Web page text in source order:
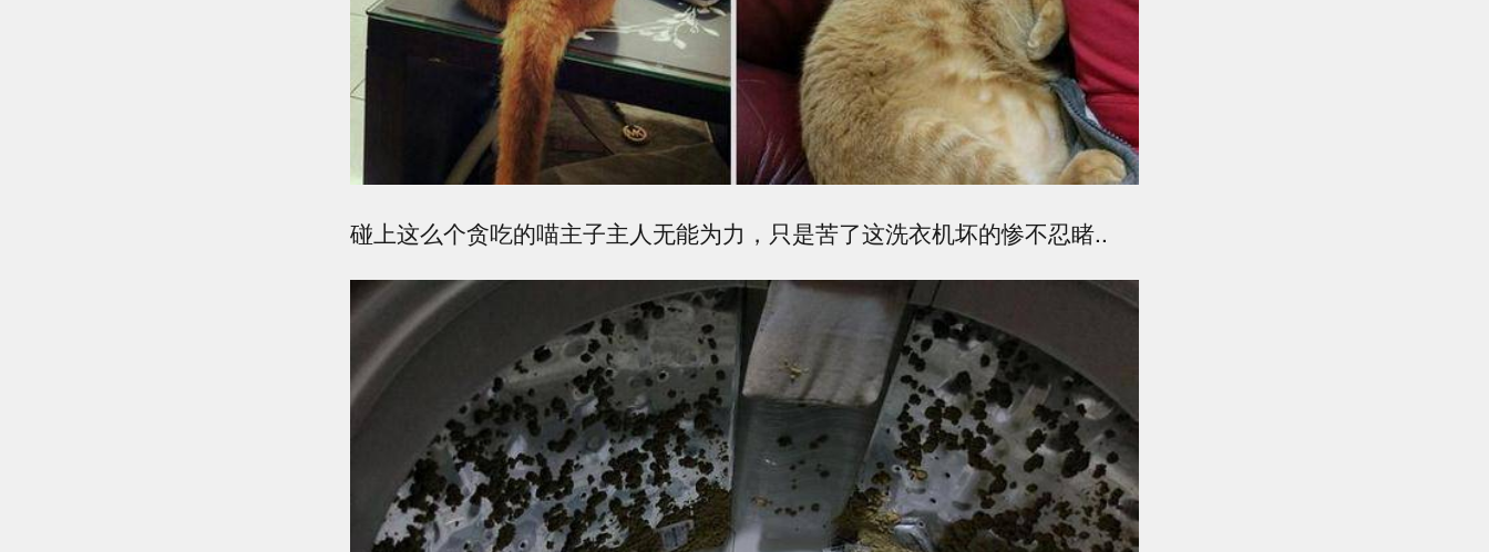
碰上这么个贪吃的喵主子主人无能为力，只是苦了这洗衣机坏的惨不忍睹..